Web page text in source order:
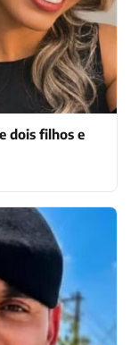
dois filhos e